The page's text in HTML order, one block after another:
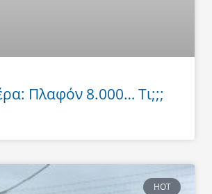
Πλαφόν 8.000… Τι;;;
HOT